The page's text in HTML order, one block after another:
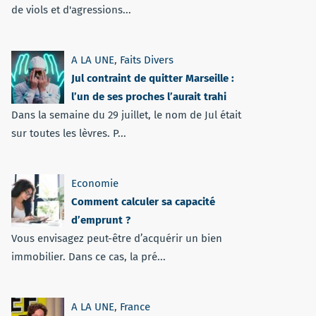
de viols et d'agressions...
A LA UNE, Faits Divers
Jul contraint de quitter Marseille :
l’un de ses proches l’aurait trahi
Dans la semaine du 29 juillet, le nom de Jul était
sur toutes les lèvres. P...
Economie
Comment calculer sa capacité
d’emprunt ?
Vous envisagez peut-être d’acquérir un bien
immobilier. Dans ce cas, la pré...
A LA UNE, France